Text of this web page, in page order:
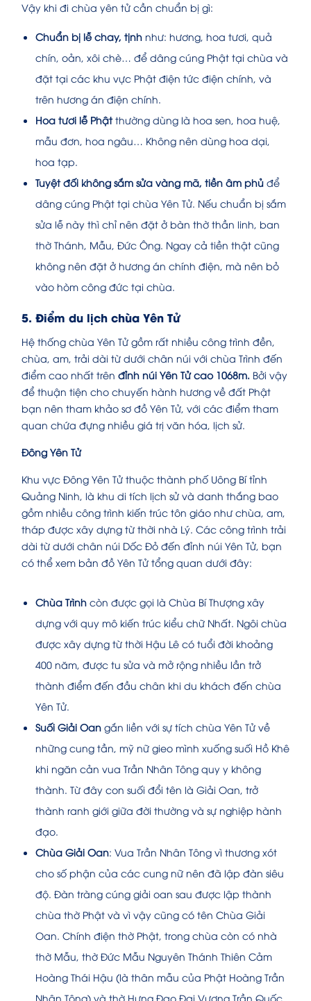
Vậy khi đi chùa yên tử cần chuẩn bị gì:
Chuẩn bị lễ chay, tịnh như: hương, hoa tươi, quả
chín, oản, xôi chè… để dâng cúng Phật tại chùa và
đặt tại các khu vực Phật điện tức điện chính, và
trên hương án điện chính.
Hoa tươi lễ Phậtthường dùng là hoa sen, hoa huệ,
mẫu đơn, hoa ngâu… Không nên dùng hoa dại,
hoa tạp.
Tuyệt đối không sắm sửa vàng mã, tiền âm phủ để
dâng cúng Phật tại chùa Yên Tử. Nếu chuẩn bị sắm
sửa lễ này thì chỉ nên đặt ở bàn thờ thần linh, ban
thờ Thánh, Mẫu, Đức Ông. Ngay cả tiền thật cũng
không nên đặt ở hương án chính điện, mà nên bỏ
vào hòm công đức tại chùa.
5. Điểm du lịch chùa Yên Tử
Hệ thống chùa Yên Tử gồm rất nhiều công trình đền,
chùa, am, trải dài từ dưới chân núi với chùa Trình đến
điểm cao nhất trên đỉnh núi Yên Tử cao 1068m. Bởi vậy
để thuận tiện cho chuyến hành hương về đất Phật
bạn nên tham khảo sơ đồ Yên Tử, với các điểm tham
quan chứa đựng nhiều giá trị văn hóa, lịch sử.
Đông Yên Tử
Khu vực Đông Yên Tử thuộc thành phố Uông Bí tỉnh
Quảng Ninh, là khu di tích lịch sử và danh thắng bao
gồm nhiều công trình kiến trúc tôn giáo như chùa, am,
tháp được xây dựng từ thời nhà Lý. Các công trình trải
dài từ dưới chân núi Dốc Đỏ đến đỉnh núi Yên Tử, bạn
có thể xem bản đồ Yên Tử tổng quan dưới đây:
Chùa Trình còn được gọi là Chùa Bí Thượng xây
dựng với quy mô kiến trúc kiểu chữ Nhất. Ngôi chùa
được xây dựng từ thời Hậu Lê có tuổi đời khoảng
400 năm, được tu sửa và mở rộng nhiều lần trở
thành điểm đến đầu chân khi du khách đến chùa
Yên Tử.
Suối Giải Oan gắn liền với sự tích chùa Yên Tử về
những cung tần, mỹ nữ gieo mình xuống suối Hồ Khê
khi ngăn cản vua Trần Nhân Tông quy y không
thành. Từ đây con suối đổi tên là Giải Oan, trở
thành ranh giới giữa đời thường và sự nghiệp hành
đạo.
Chùa Giải Oan: Vua Trần Nhân Tông vì thương xót
cho số phận của các cung nữ nên đã lập đàn siêu
độ. Đàn tràng cúng giải oan sau được lập thành
chùa thờ Phật và vì vậy cũng có tên Chùa Giải
Oan. Chính điện thờ Phật, trong chùa còn có nhà
thờ Mẫu, thờ Đức Mẫu Nguyên Thánh Thiên Cảm
Hoàng Thái Hậu (là thân mẫu của Phật Hoàng Trần
Nhân Tông) và thờ Hưng Đạo Đại Vương Trần Quốc